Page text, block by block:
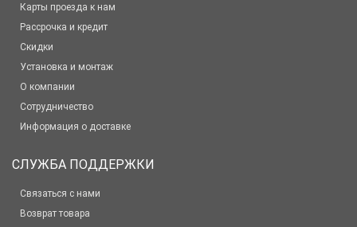
Карты проезда к нам
Рассрочка и кредит
Скидки
Установка и монтаж
О компании
Сотрудничество
Информация о доставке
СЛУЖБА ПОДДЕРЖКИ
Связаться с нами
Возврат товара